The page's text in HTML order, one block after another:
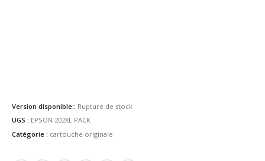
Version disponible:: Rupture de stock
UGS : EPSON 202XL PACK
Catégorie : cartouche originale